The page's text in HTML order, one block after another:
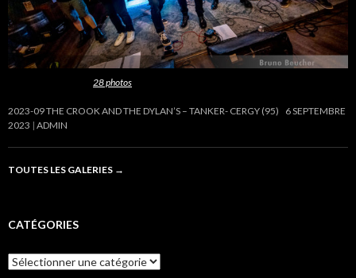
28 photos
2023-09 THE CROOK AND THE DYLAN’S – TANKER- CERGY (95)
6 SEPTEMBRE
2023 ADMIN
TOUTES LES GALERIES →
CATÉGORIES
Catégories